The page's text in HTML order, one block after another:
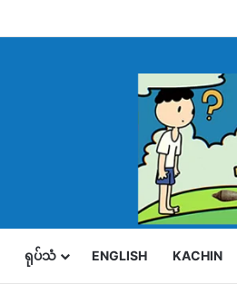
ရုပ်သံ ENGLISH KACHIN